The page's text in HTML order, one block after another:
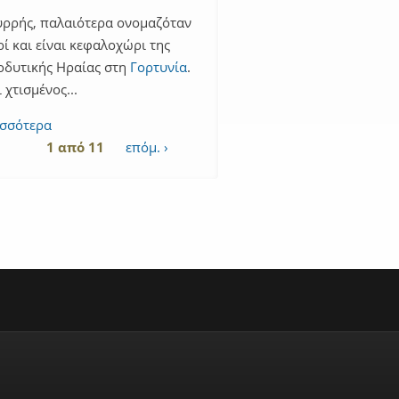
παλαιότερα ονομαζόταν
και είναι κεφαλοχώρι της
Ηραίας στη Γορτυνία.
χτισμένος...
1 από 11
επόμ. ›